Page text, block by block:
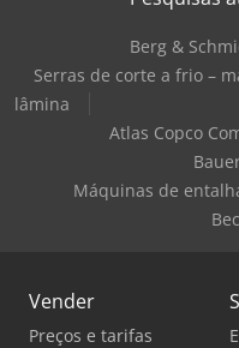
Berg &
Serras de corte a frio –
lâmina
Atlas Copco
Máquinas de
Vender
Preços e tarifas